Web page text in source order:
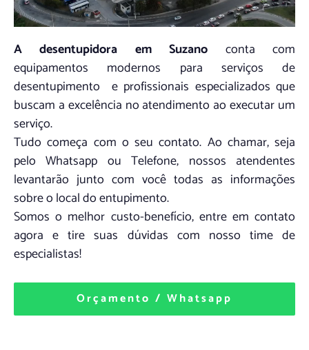
A desentupidora em Suzano conta com
equipamentos modernos para serviços de
desentupimento e profissionais especializados que
buscam a excelência no atendimento ao executar um
serviço.
Tudo começa com o seu contato. Ao chamar, seja
pelo Whatsapp ou Telefone, nossos atendentes
levantarão junto com você todas as informações
sobre o local do entupimento.
Somos o melhor custo-benefício, entre em contato
agora e tire suas dúvidas com nosso time de
especialistas!
Orçamento / Whatsapp